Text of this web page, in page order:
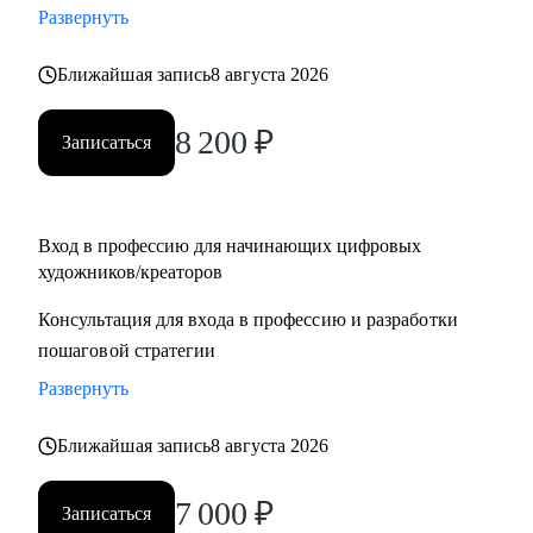
для правительства Дубая
С чем могу помочь:
• побороть страхи неизвестности и мнимой сложности
творческой работы
• создать ступенчатую программу развития тебя, как
художника
• дать советы по прохождению собеседований и провести
• провести ревью тестовых заданий, дать рекомендации
• познакомить с AI инструментами и вместе внедрить их в
твой рабочий процесс
• обучить с нуля работать в 3D, 3D-сканированием, AR,
Развернуть
Ближайшая запись8 августа 2026
Записаться 8 200 ₽
Вход в профессию для начинающих цифровых
художников/креаторов
Консультация для входа в профессию и разработки
пошаговой стратегии
Развернуть
Ближайшая запись8 августа 2026
Записаться 7 000 ₽